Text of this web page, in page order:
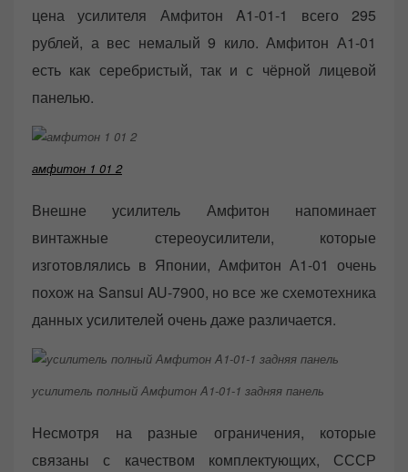
цена усилителя Амфитон A1-01-1 всего 295
рублей, а вес немалый 9 кило. Амфитон А1-01
есть как серебристый, так и с чёрной лицевой
панелью.
амфитон 1 01 2
Внешне усилитель Амфитон напоминает
винтажные стереоусилители, которые
изготовлялись в Японии, Амфитон А1-01 очень
похож на Sansui AU-7900, но все же схемотехника
данных усилителей очень даже различается.
усилитель полный Амфитон A1-01-1 задняя панель
Несмотря на разные ограничения, которые
связаны с качеством комплектующих, СССР